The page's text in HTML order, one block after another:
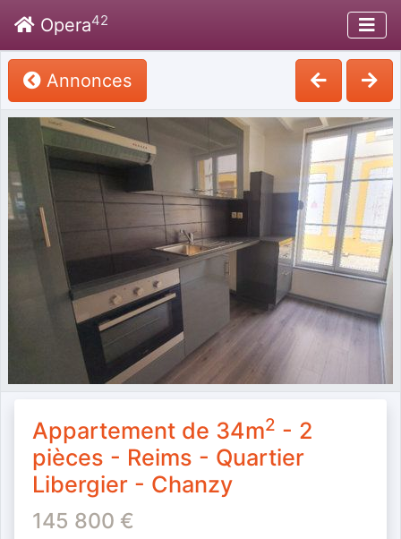
Opera42
Annonces
Appartement de 34m2 - 2
pièces - Reims - Quartier
Libergier - Chanzy
145 800 €